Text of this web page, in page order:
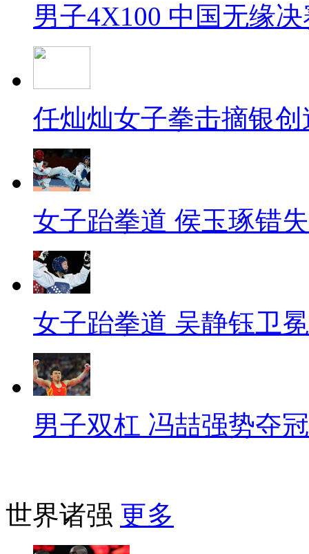
男子4X100 中国无缘
任灿灿女子拳击摘银
女子跆拳道 侯玉琢错
女子跆拳道 吴静钰卫冕
男子双杠 冯喆强势夺冠
世界诸强 更多